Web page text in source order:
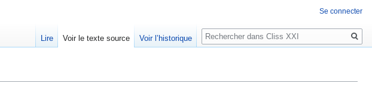
Se connecter
Lire Voir le texte source Voir l’historique
Rechercher